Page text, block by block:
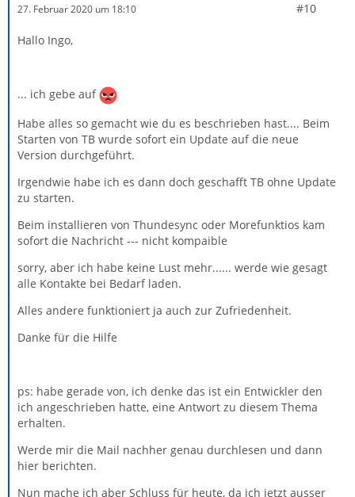
27. Februar 2020 um 18:10 #10
Hallo Ingo,
... ich gebe auf
Habe alles so gemacht wie du es beschrieben hast.... Beim
Starten von TB wurde sofort ein Update auf die neue
Version durchgeführt.
Irgendwie habe ich es dann doch geschafft TB ohne Update
zu starten.
Beim installieren von Thundesync oder Morefunktios kam
sofort die Nachricht --- nicht kompaible
sorry, aber ich habe keine Lust mehr...... werde wie gesagt
alle Kontakte bei Bedarf laden.
Alles andere funktioniert ja auch zur Zufriedenheit.
Danke für die Hilfe
ps: habe gerade von, ich denke das ist ein Entwickler den
ich angeschrieben hatte, eine Antwort zu diesem Thema
erhalten.
Werde mir die Mail nachher genau durchlesen und dann
hier berichten.
Nun mache ich aber Schluss für heute, da ich jetzt ausser